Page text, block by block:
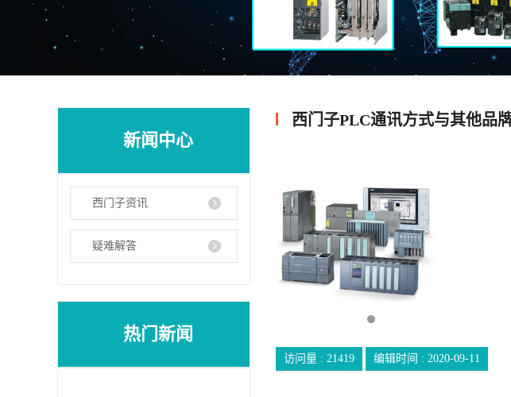
新闻中心
西门子资讯
疑难解答
热门新闻
西门子PLC通讯方式与其他品
访问量 : 21419 编辑时间 : 2020-09-11